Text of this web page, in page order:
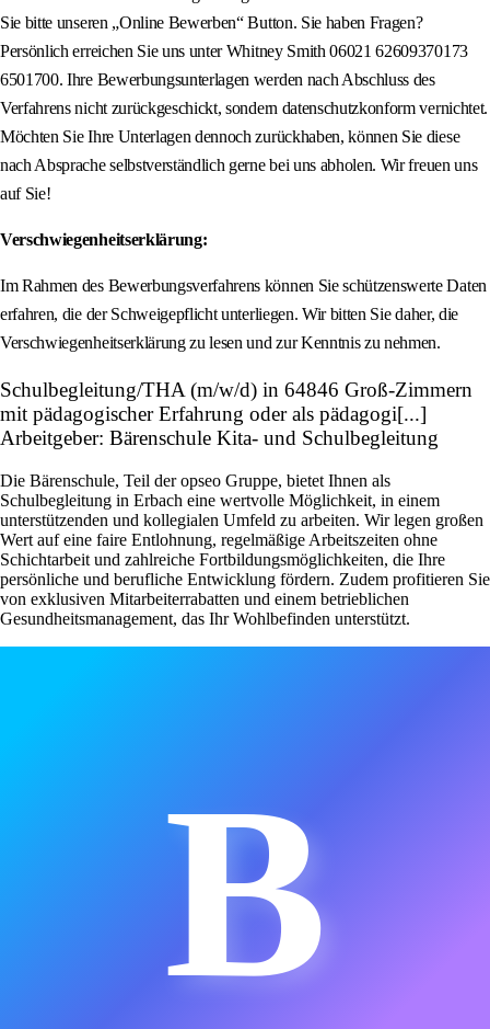
Sie bitte unseren „Online Bewerben“ Button. Sie haben Fragen?
Persönlich erreichen Sie uns unter Whitney Smith 06021 62609370173
6501700. Ihre Bewerbungsunterlagen werden nach Abschluss des
Verfahrens nicht zurückgeschickt, sondern datenschutzkonform vernichtet.
Möchten Sie Ihre Unterlagen dennoch zurückhaben, können Sie diese
nach Absprache selbstverständlich gerne bei uns abholen. Wir freuen uns
auf Sie!
Verschwiegenheitserklärung:
Im Rahmen des Bewerbungsverfahrens können Sie schützenswerte Daten
erfahren, die der Schweigepflicht unterliegen. Wir bitten Sie daher, die
Verschwiegenheitserklärung zu lesen und zur Kenntnis zu nehmen.
Schulbegleitung/THA (m/w/d) in 64846 Groß-Zimmern
mit pädagogischer Erfahrung oder als pädagogi[...]
Arbeitgeber: Bärenschule Kita- und Schulbegleitung
Die Bärenschule, Teil der opseo Gruppe, bietet Ihnen als
Schulbegleitung in Erbach eine wertvolle Möglichkeit, in einem
unterstützenden und kollegialen Umfeld zu arbeiten. Wir legen großen
Wert auf eine faire Entlohnung, regelmäßige Arbeitszeiten ohne
Schichtarbeit und zahlreiche Fortbildungsmöglichkeiten, die Ihre
persönliche und berufliche Entwicklung fördern. Zudem profitieren Sie
von exklusiven Mitarbeiterrabatten und einem betrieblichen
Gesundheitsmanagement, das Ihr Wohlbefinden unterstützt.
B